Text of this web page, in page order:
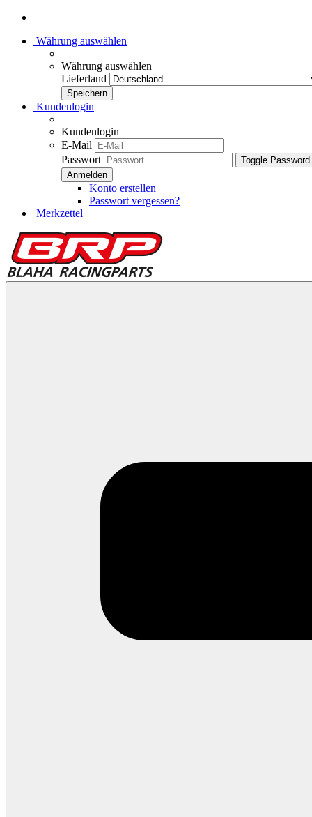
Währung auswählen
Währung auswählen
Lieferland
Kundenlogin
Kundenlogin
E-Mail
Passwort
Toggle
Konto erstellen
Passwort vergessen?
Merkzettel